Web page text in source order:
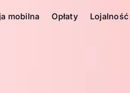
mobilna Opłaty Lojalność